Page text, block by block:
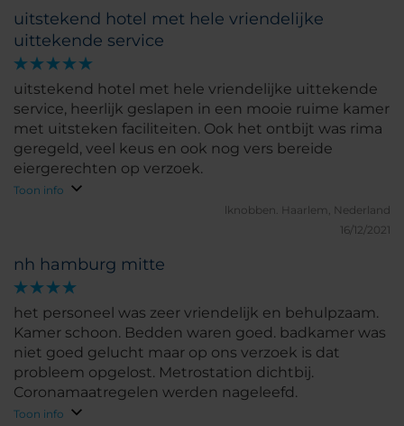
uitstekend hotel met hele vriendelijke
uittekende service
uitstekend hotel met hele vriendelijke uittekende
service, heerlijk geslapen in een mooie ruime kamer
met uitsteken faciliteiten. Ook het ontbijt was rima
geregeld, veel keus en ook nog vers bereide
eiergerechten op verzoek.
Toon info
lknobben. Haarlem, Nederland
16/12/2021
nh hamburg mitte
het personeel was zeer vriendelijk en behulpzaam.
Kamer schoon. Bedden waren goed. badkamer was
niet goed gelucht maar op ons verzoek is dat
probleem opgelost. Metrostation dichtbij.
Coronamaatregelen werden nageleefd.
Toon info